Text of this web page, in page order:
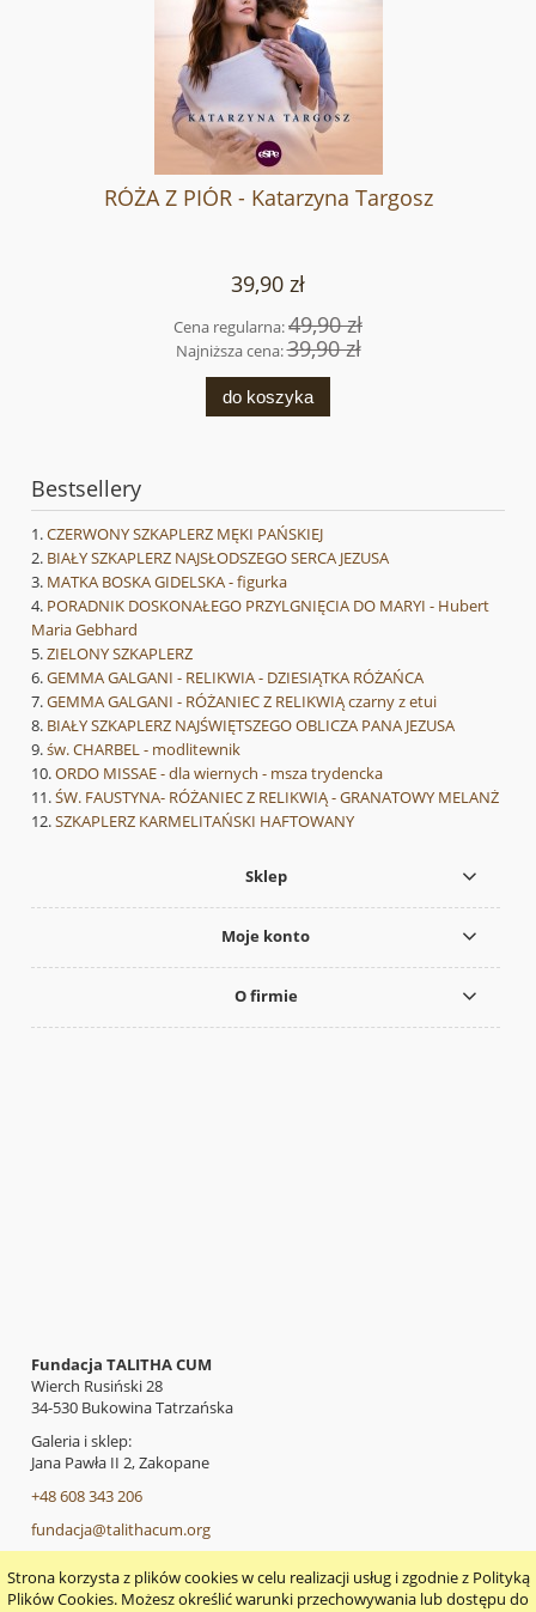
Strona korzysta z plików cookies w celu realizacji usług i zgodnie z Polityką
Plików Cookies. Możesz określić warunki przechowywania lub dostępu do
RÓŻA Z PIÓR - Katarzyna Targosz
39,90 zł
Cena regularna:49,90 zł
Najniższa cena:39,90 zł
do koszyka
Bestsellery
CZERWONY SZKAPLERZ MĘKI PAŃSKIEJ
BIAŁY SZKAPLERZ NAJSŁODSZEGO SERCA JEZUSA
MATKA BOSKA GIDELSKA - figurka
PORADNIK DOSKONAŁEGO PRZYLGNIĘCIA DO MARYI - Hubert
Maria Gebhard
ZIELONY SZKAPLERZ
GEMMA GALGANI - RELIKWIA - DZIESIĄTKA RÓŻAŃCA
GEMMA GALGANI - RÓŻANIEC Z RELIKWIĄ czarny z etui
BIAŁY SZKAPLERZ NAJŚWIĘTSZEGO OBLICZA PANA JEZUSA
św. CHARBEL - modlitewnik
ORDO MISSAE - dla wiernych - msza trydencka
ŚW. FAUSTYNA- RÓŻANIEC Z RELIKWIĄ - GRANATOWY MELANŻ
SZKAPLERZ KARMELITAŃSKI HAFTOWANY
Sklep
Moje konto
O firmie
Fundacja TALITHA CUM
Wierch Rusiński 28
34-530 Bukowina Tatrzańska
Galeria i sklep:
Jana Pawła II 2, Zakopane
+48 608 343 206
fundacja@talithacum.org
pokaż pełną wersję strony